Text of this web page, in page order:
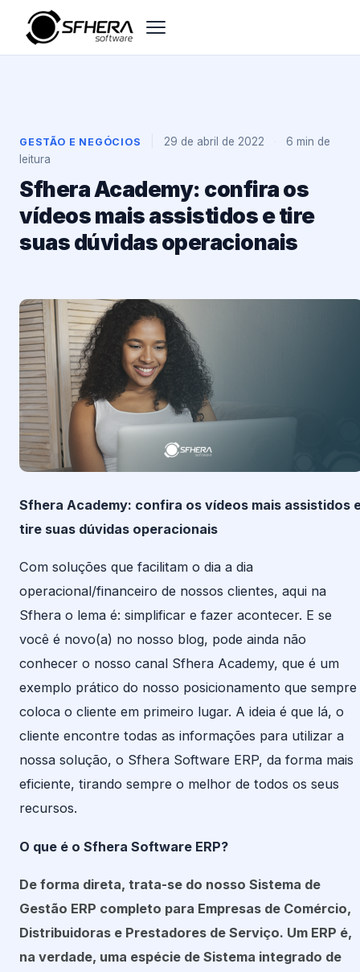
GESTÃO E NEGÓCIOS 29 de abril de 2022
6 min de
leitura
Sfhera Academy: confira os
vídeos mais assistidos e tire
suas dúvidas operacionais
Sfhera Academy: confira os vídeos mais assistidos
tire suas dúvidas operacionais
Com soluções que facilitam o dia a dia
operacional/financeiro de nossos clientes, aqui na
Sfhera o lema é: simplificar e fazer acontecer. E se
você é novo(a) no nosso blog, pode ainda não
conhecer o nosso canal Sfhera Academy, que é um
exemplo prático do nosso posicionamento que sempre
coloca o cliente em primeiro lugar. A ideia é que lá, o
cliente encontre todas as informações para utilizar a
nossa solução, o Sfhera Software ERP, da forma mais
eficiente, tirando sempre o melhor de todos os seus
recursos.
O que é o Sfhera Software ERP?
De forma direta, trata-se do nosso Sistema de
Gestão ERP completo para Empresas de Comércio,
Distribuidoras e Prestadores de Serviço. Um ERP é,
na verdade, uma espécie de Sistema integrado de